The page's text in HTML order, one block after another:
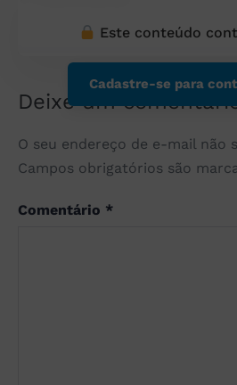
Este conteúdo
Cadastre-se para
Deixe um
O seu endereço de e-mail não
Campos obrigatórios são
Comentário *